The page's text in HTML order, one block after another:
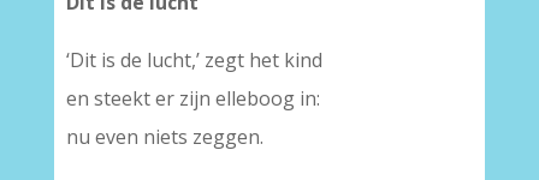
‘Dit is de lucht,’ zegt het kind
en steekt er zijn elleboog in:
nu even niets zeggen.